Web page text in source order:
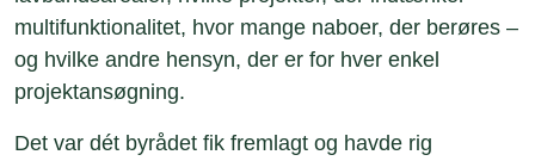
multifunktionalitet, hvor mange naboer, der berøres –
og hvilke andre hensyn, der er for hver enkel
projektansøgning.
Det var dét byrådet fik fremlagt og havde rig